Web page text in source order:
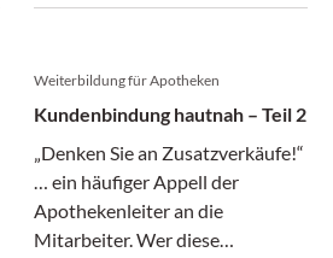
Weiterbildung für Apotheken
Kundenbindung hautnah – Teil 2
„Denken Sie an Zusatzverkäufe!“
… ein häufiger Appell der
Apothekenleiter an die
Mitarbeiter. Wer diese